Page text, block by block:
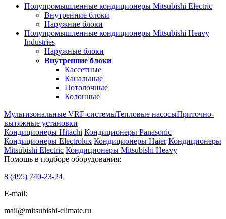
Полупромышленные кондиционеры Mitsubishi Electric
Внутренние блоки
Наружние блоки
Полупромышленные кондиционеры Mitsubishi Heavy
Industries
Наружные блоки
Внутренние блоки
Кассетные
Канальные
Потолочные
Колонные
Мультизональные VRF-системыТепловые насосыПриточно-
вытяжные установки
Кондиционеры Hitachi Кондиционеры Panasonic
Кондиционеры Electrolux Кондиционеры Haier Кондиционеры
Mitsubishi Electric Кондиционеры Mitsubishi Heavy
Помощь в подборе оборудования:
8 (495) 740-23-24
E-mail:
mail@mitsubishi-climate.ru